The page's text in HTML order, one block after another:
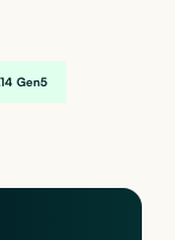
Gen5